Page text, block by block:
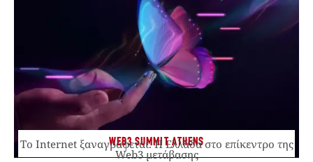
WEB3 SUMMIT ATHENS
Το Internet ξαναγράφεται. Η Ελλάδα στο επίκεντρο της
Web3 μετάβασης